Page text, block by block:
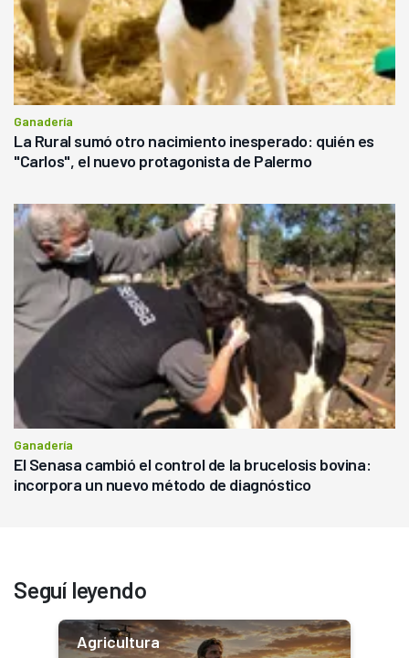
Ganadería
La Rural sumó otro nacimiento inesperado: quién es
"Carlos", el nuevo protagonista de Palermo
Ganadería
El Senasa cambió el control de la brucelosis bovina:
incorpora un nuevo método de diagnóstico
Seguí leyendo
Agricultura